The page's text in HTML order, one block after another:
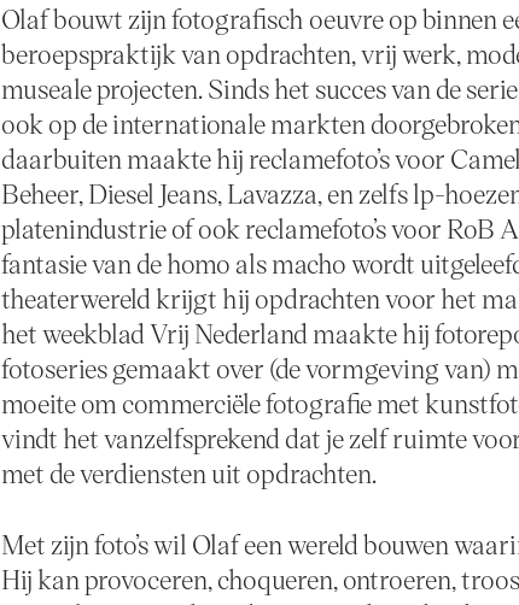
Olaf bouwt zijn fotografisch oeuvre op binnen
beroepspraktijk van opdrachten, vrij werk,
museale projecten. Sinds het succes van de
ook op de internationale markten
daarbuiten maakte hij reclamefoto’s voor
Beheer, Diesel Jeans, Lavazza, en zelfs lp-
platenindustrie of ook reclamefoto’s voor RoB
fantasie van de homo als macho wordt
theaterwereld krijgt hij opdrachten voor het
het weekblad Vrij Nederland maakte hij
fotoseries gemaakt over (de vormgeving van)
moeite om commerciële fotografie met
vindt het vanzelfsprekend dat je zelf ruimte
met de verdiensten uit opdrachten.
Met zijn foto’s wil Olaf een wereld bouwen
Hij kan provoceren, choqueren, ontroeren,